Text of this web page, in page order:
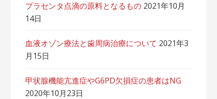
プラセンタ点滴の原料となるもの 2021年10月
14日
血液オゾン療法と歯周病治療について 2021年3
月15日
甲状腺機能亢進症やG6PD欠損症の患者はNG
2020年10月23日